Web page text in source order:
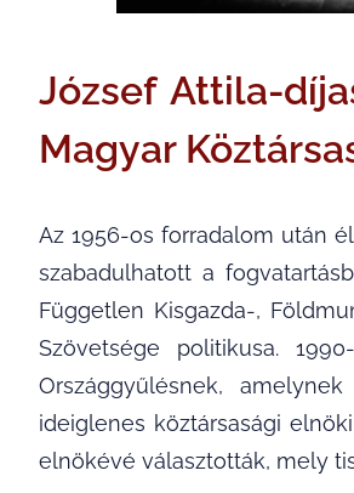
József Attila-
Magyar
Az 1956-os forradalom után
szabadulhatott a
Független Kisgazda-,
Szövetsége politikusa.
Országgyűlésnek,
ideiglenes köztársasági
elnökévé választották, mely